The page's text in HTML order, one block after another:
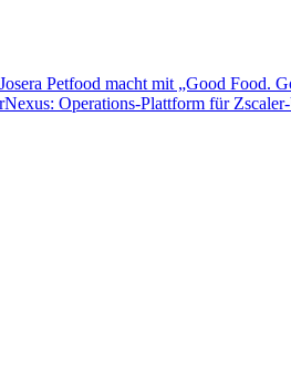
Josera Petfood macht mit „Good Food.
Operations-Plattform für